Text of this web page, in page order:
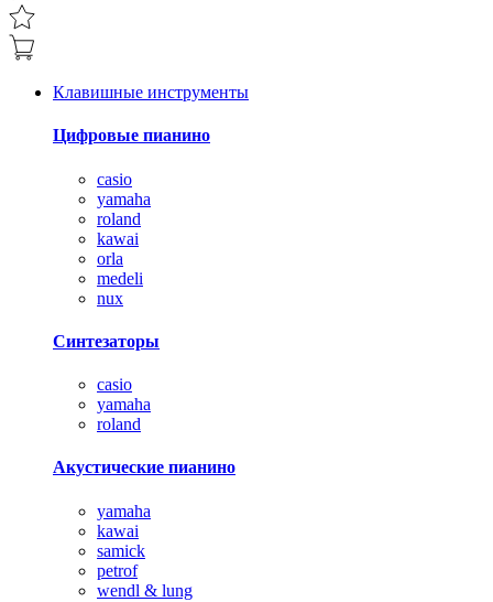
Клавишные инструменты
Цифровые пианино
casio
yamaha
roland
kawai
orla
medeli
nux
Синтезаторы
casio
yamaha
roland
Акустические пианино
yamaha
kawai
samick
petrof
wendl & lung